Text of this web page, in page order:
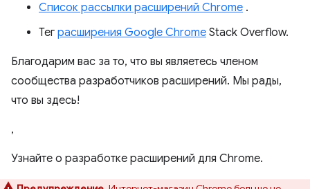
Список рассылки расширений Chrome .
Тег расширения Google Chrome Stack Overflow.
Благодарим вас за то, что вы являетесь членом
сообщества разработчиков расширений. Мы рады,
что вы здесь!
,
Узнайте о разработке расширений для Chrome.